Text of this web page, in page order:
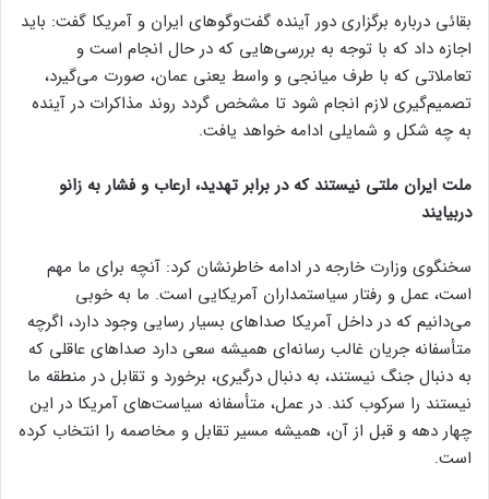
بقائی درباره برگزاری دور آینده گفت‌وگوهای ایران و آمریکا گفت: باید
اجازه داد که با توجه به بررسی‌هایی که در حال انجام است و
تعاملاتی که با طرف میانجی و واسط یعنی عمان، صورت می‌گیرد،
تصمیم‌گیری لازم انجام شود تا مشخص گردد روند مذاکرات در آینده
به چه شکل و شمایلی ادامه خواهد یافت.
ملت ایران ملتی نیستند که در برابر تهدید، ارعاب و فشار به زانو
دربیایند
سخنگوی وزارت خارجه در ادامه خاطرنشان کرد: آنچه برای ما مهم
است، عمل و رفتار سیاستمداران آمریکایی است. ما به خوبی
می‌دانیم که در داخل آمریکا صداهای بسیار رسایی وجود دارد، اگرچه
متأسفانه جریان غالب رسانه‌ای همیشه سعی دارد صداهای عاقلی که
به دنبال جنگ نیستند، به دنبال درگیری، برخورد و تقابل در منطقه ما
نیستند را سرکوب کند. در عمل، متأسفانه سیاست‌های آمریکا در این
چهار دهه و قبل از آن، همیشه مسیر تقابل و مخاصمه را انتخاب کرده
است.